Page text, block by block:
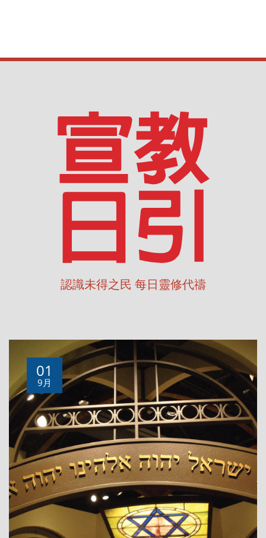
認識未得之民 每日靈修代禱
01
9月